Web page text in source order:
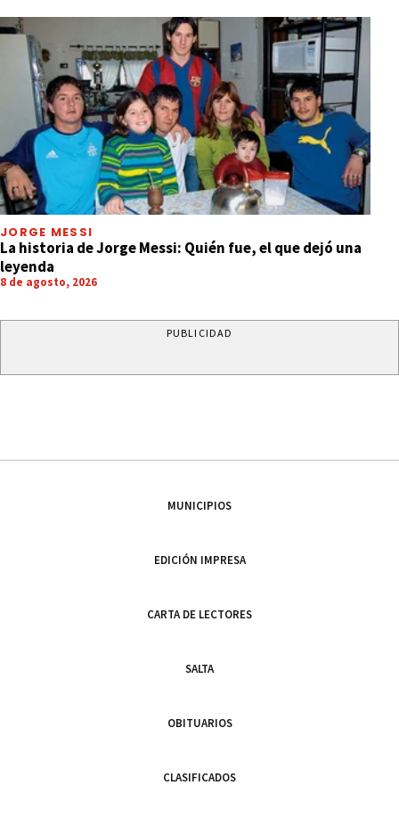
JORGE MESSI
La historia de Jorge Messi: Quién fue, el que dejó una
leyenda
8 de agosto, 2026
PUBLICIDAD
MUNICIPIOS
EDICIÓN IMPRESA
CARTA DE LECTORES
SALTA
OBITUARIOS
CLASIFICADOS